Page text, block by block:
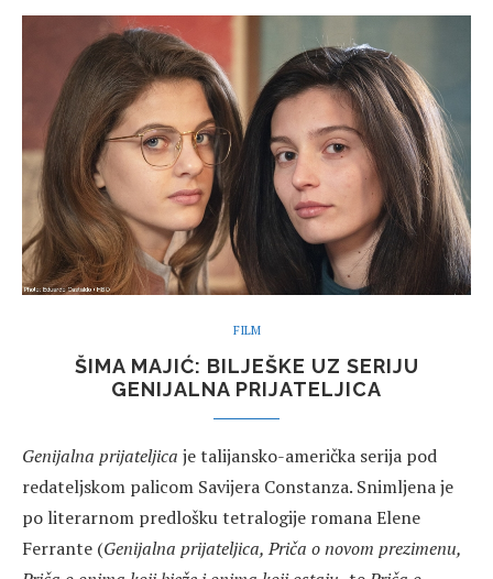
FILM
ŠIMA MAJIĆ: BILJEŠKE UZ SERIJU
GENIJALNA PRIJATELJICA
Genijalna prijateljica je talijansko-američka serija pod
redateljskom palicom Savijera Constanza. Snimljena je
po literarnom predlošku tetralogije romana Elene
Ferrante (Genijalna prijateljica, Priča o novom prezimenu,